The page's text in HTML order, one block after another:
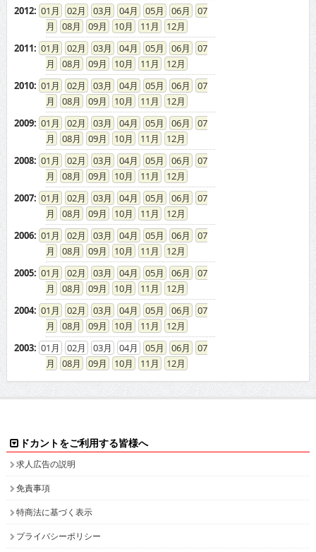
2012: 01 02 03 04 05 06
07
08
09 10 11
12
2011: 01 02 03 04 05 06
07
08
09 10 11
12
2010: 01 02 03 04 05 06
07
08
09 10 11
12
2009: 01 02 03 04 05 06
07
08
09 10 11
12
2008: 01 02 03 04 05 06
07
08
09 10 11
12
2007: 01 02 03 04 05 06
07
08
09 10 11
12
2006: 01 02 03 04 05 06
07
08
09 10 11
12
2005: 01 02 03 04 05 06
07
08
09 10 11
12
2004: 01 02 03 04 05 06
07
08
09 10 11
12
2003: 01 02 03 04 05 06
07
08
09 10 11 12
ドカントをご利用する皆様へ
求人広告の説明
免責事項
特商法に基づく表示
プライバシーポリシー